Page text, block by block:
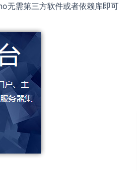
无需第三方软件或者依赖库即可